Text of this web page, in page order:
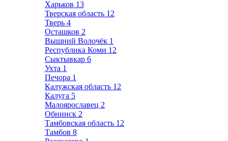
Харьков 13
Тверская область 12
Тверь 4
Осташков 2
Вышний Волочёк 1
Республика Коми 12
Сыктывкар 6
Ухта 1
Печора 1
Калужская область 12
Калуга 5
Малоярославец 2
Обнинск 2
Тамбовская область 12
Тамбов 8